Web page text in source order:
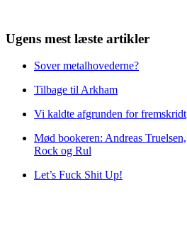
Ugens mest læste artikler
Sover metalhovederne?
Tilbage til Arkham
Vi kaldte afgrunden for fremskridt
Mød bookeren: Andreas Truelsen,
Rock og Rul
Let’s Fuck Shit Up!